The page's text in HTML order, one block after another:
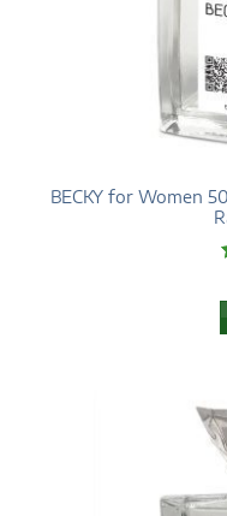
BECKY for Women